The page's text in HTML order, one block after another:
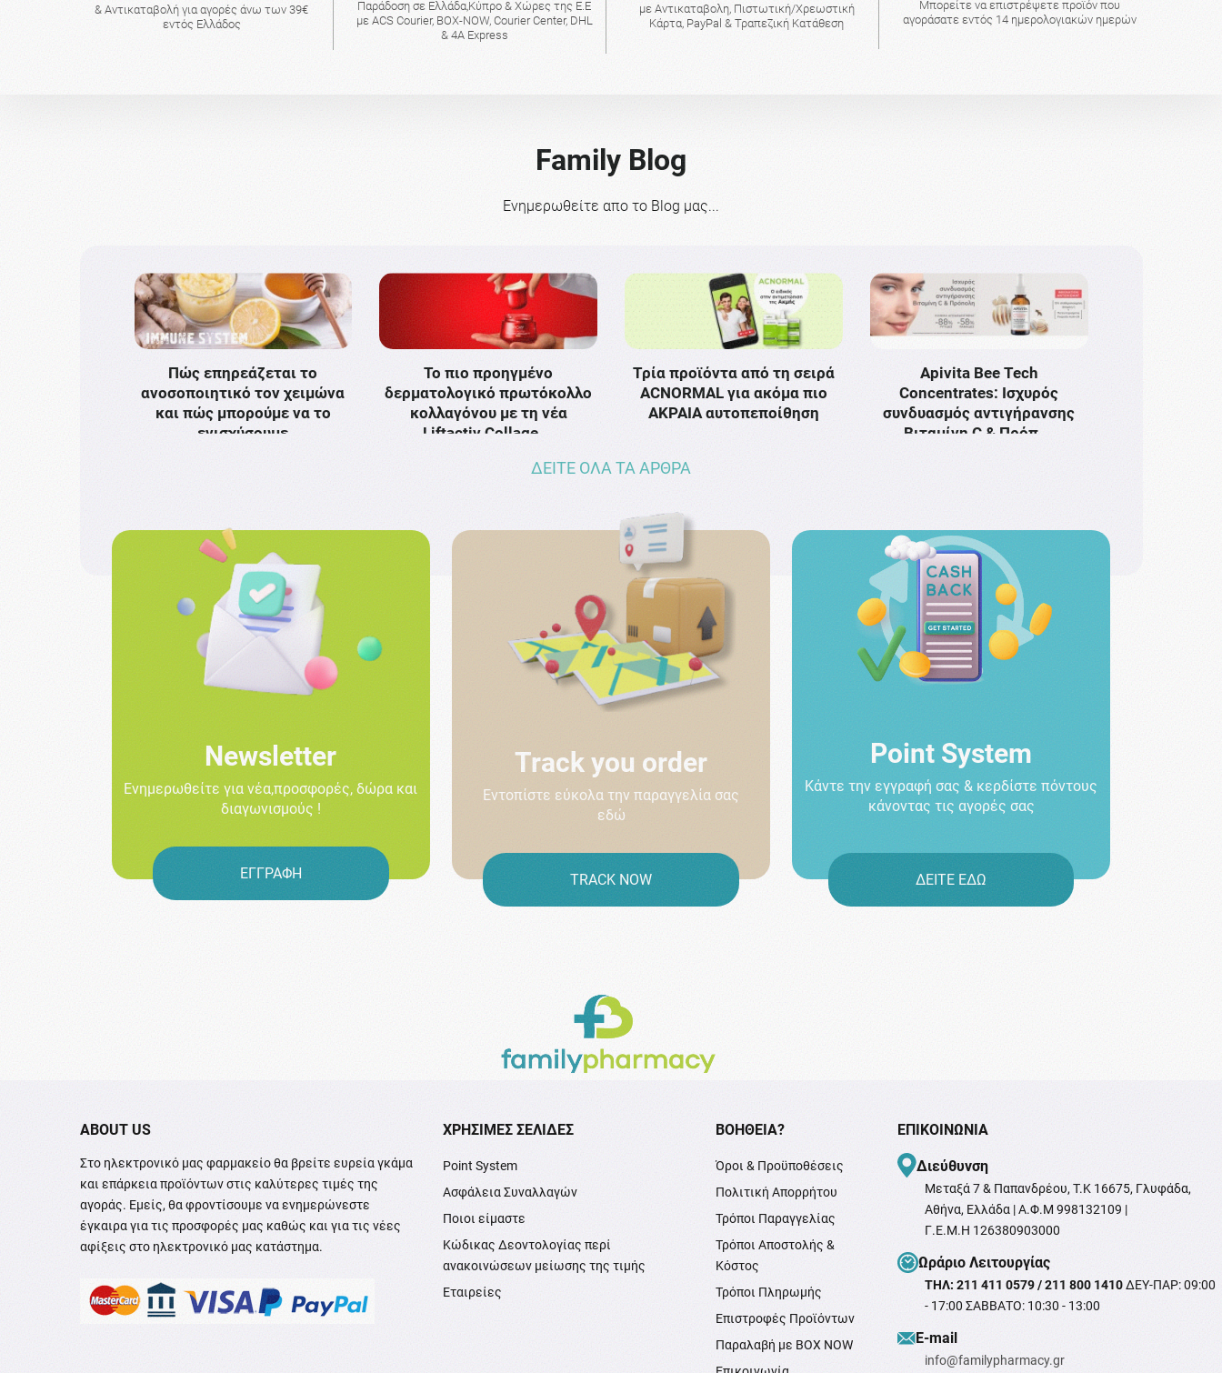
& Αντικαταβολή για αγορές άνω των 39€
εντός Ελλάδος
Παράδοση σε Ελλάδα,Κύπρο & Χώρες της Ε.Ε
με ACS Courier, BOX-NOW, Courier Center, DHL
& 4A Express
με Αντικαταβολη, Πιστωτική/Χρεωστική
Κάρτα, PayPal & Τραπεζική Κατάθεση
Μπορείτε να επιστρέψετε προϊόν που
αγοράσατε εντός 14 ημερολογιακών ημερών
Family Blog
Ενημερωθείτε απο το Blog μας...
Πώς επηρεάζεται το
ανοσοποιητικό τον χειμώνα
και πώς μπορούμε να το
ενισχύσουμε
Το πιο προηγμένο
δερματολογικό πρωτόκολλο
κολλαγόνου με τη νέα
Liftactiv Collage …
Τρία προϊόντα από τη σειρά
ACNORMAL για ακόμα πιο
ΑΚΡΑΙΑ αυτοπεποίθηση
Apivita Bee Tech
Concentrates: Ισχυρός
συνδυασμός αντιγήρανσης
Bιταμίνη C & Πρόπ …
ΔΕΙΤΕ ΟΛΑ ΤΑ ΑΡΘΡΑ
Newsletter
Ενημερωθείτε για νέα,προσφορές, δώρα και
διαγωνισμούς !
ΕΓΓΡΑΦΗ
Track you order
Εντοπίστε εύκολα την παραγγελία σας
εδώ
TRACK NOW
Point System
Κάντε την εγγραφή σας & κερδίστε πόντους
κάνοντας τις αγορές σας
ΔΕΙΤΕ ΕΔΩ
ABOUT US
Στο ηλεκτρονικό μας φαρμακείο θα βρείτε ευρεία γκάμα
και επάρκεια προϊόντων στις καλύτερες τιμές της
αγοράς. Εμείς, θα φροντίσουμε να ενημερώνεστε
έγκαιρα για τις προσφορές μας καθώς και για τις νέες
αφίξεις στο ηλεκτρονικό μας κατάστημα.
XΡΉΣΙΜΕΣ ΣΕΛΊΔΕΣ
Point System
Ασφάλεια Συναλλαγών
Ποιοι είμαστε
Κώδικας Δεοντολογίας περί
ανακοινώσεων μείωσης της τιμής
Εταιρείες
ΒΟΉΘΕΙΑ?
Όροι & Προϋποθέσεις
Πολιτική Απορρήτου
Τρόποι Παραγγελίας
Τρόποι Αποστολής &
Κόστος
Τρόποι Πληρωμής
Επιστροφές Προϊόντων
Παραλαβή με BOX NOW
ΕΠΙΚΟΙΝΩΝΊΑ
Διεύθυνση
Μεταξά 7 & Παπανδρέου, T.K 16675, Γλυφάδα,
Αθήνα, Ελλάδα | Α.Φ.Μ 998132109 |
Γ.Ε.Μ.Η 126380903000
Ωράριο Λειτουργίας
ΤΗΛ: 211 411 0579 / 211 800 1410ΔΕΥ-ΠΑΡ: 09:00
- 17:00 ΣΑΒΒΑΤΟ: 10:30 - 13:00
Ε-mail
info@familypharmacy.gr